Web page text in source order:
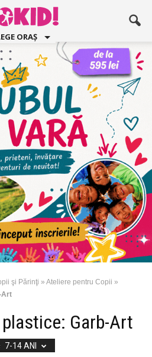
ORAȘ
şi Părinţi » Ateliere pentru Copii »
Art
Garb-Art
7-14 ANI